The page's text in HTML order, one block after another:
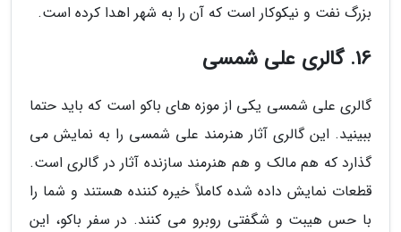
بزرگ نفت و نیکوکار است که آن را به شهر اهدا کرده است.
16. گالری علی شمسی
گالری علی شمسی یکی از موزه های باکو است که باید حتما
ببینید. این گالری آثار هنرمند علی شمسی را به نمایش می
گذارد که هم مالک و هم هنرمند سازنده آثار در گالری است.
قطعات نمایش داده شده کاملاً خیره کننده هستند و شما را
با حس هیبت و شگفتی روبرو می کنند. در سفر باکو، این